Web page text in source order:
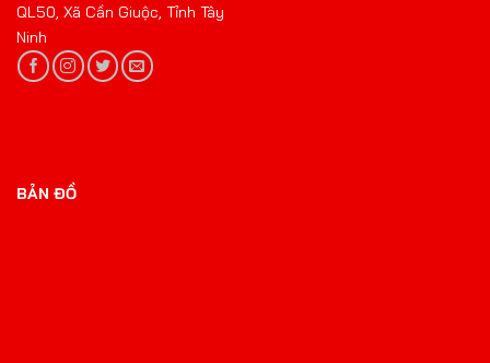
QL50, Xã Cần Giuộc, Tỉnh Tây
Ninh
BẢN ĐỒ